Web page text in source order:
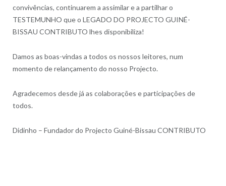
convivências, continuarem a assimilar e a partilhar o
TESTEMUNHO que o LEGADO DO PROJECTO GUINÉ-
BISSAU CONTRIBUTO lhes disponibiliza!
Damos as boas-vindas a todos os nossos leitores, num
momento de relançamento do nosso Projecto.
Agradecemos desde já as colaborações e participações de
todos.
Didinho – Fundador do Projecto Guiné-Bissau CONTRIBUTO